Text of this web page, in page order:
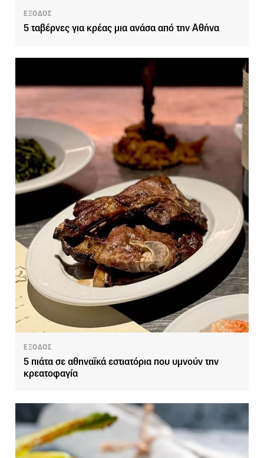
ΕΞΟΔΟΣ
5 ταβέρνες για κρέας μια ανάσα από την Αθήνα
ΕΞΟΔΟΣ
5 πιάτα σε αθηναϊκά εστιατόρια που υμνούν την
κρεατοφαγία